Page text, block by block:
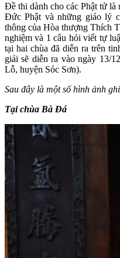
Đề thi dành cho các Phật tử
Đức Phật và những giáo lý
thông của Hòa thượng Thích
nghiệm và 1 câu hỏi viết tự
tại hai chùa đã diễn ra trên
giải sẽ diễn ra vào ngày 13/
Lỗ, huyện Sóc Sơn).
Sau đây là một số hình ảnh
Tại chùa Bà Đá